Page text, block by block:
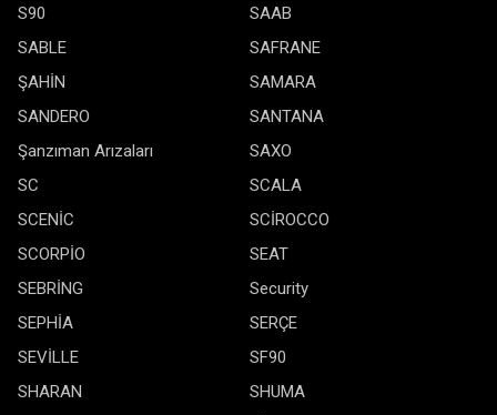
S90
SAAB
SABLE
SAFRANE
ŞAHİN
SAMARA
SANDERO
SANTANA
Şanzıman Arızaları
SAXO
SC
SCALA
SCENİC
SCİROCCO
SCORPİO
SEAT
SEBRİNG
Security
SEPHİA
SERÇE
SEVİLLE
SF90
SHARAN
SHUMA